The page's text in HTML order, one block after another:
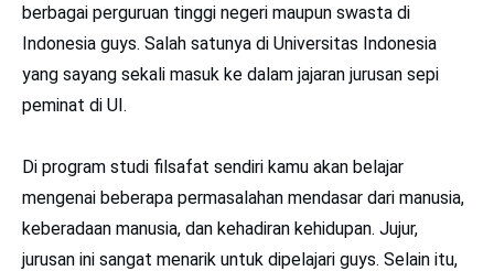
berbagai perguruan tinggi negeri maupun swasta di
Indonesia guys. Salah satunya di Universitas Indonesia
yang sayang sekali masuk ke dalam jajaran jurusan sepi
peminat di UI.
Di program studi filsafat sendiri kamu akan belajar
mengenai beberapa permasalahan mendasar dari manusia,
keberadaan manusia, dan kehadiran kehidupan. Jujur,
jurusan ini sangat menarik untuk dipelajari guys. Selain itu,